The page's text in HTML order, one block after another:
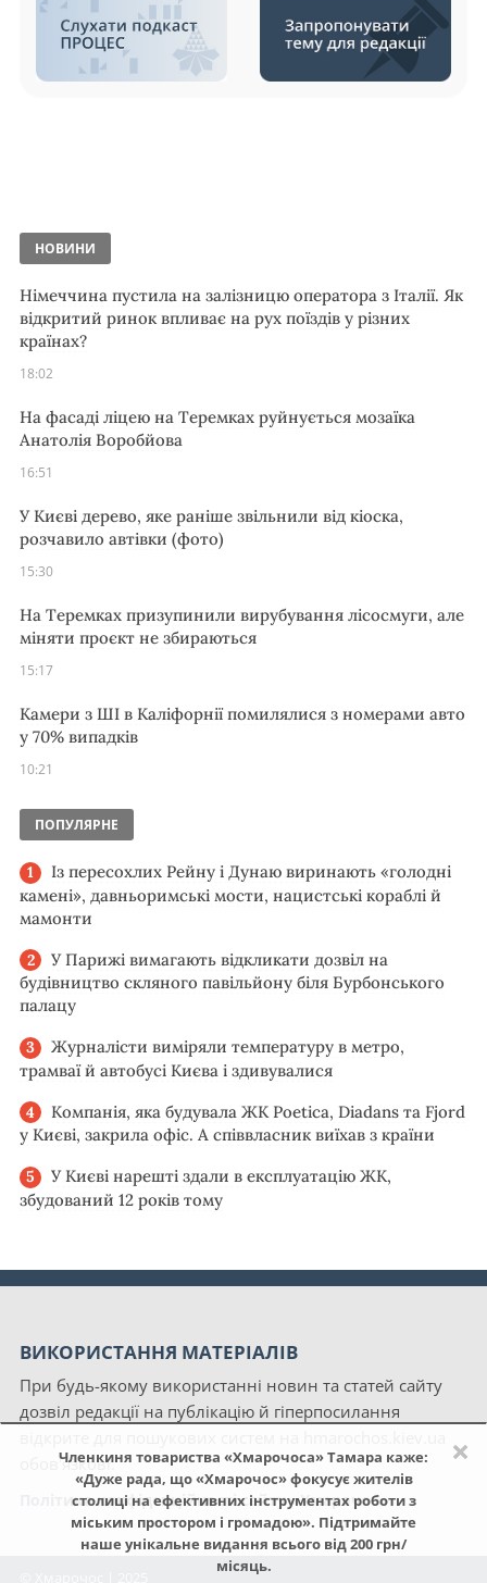
×
Членкиня товариства «Хмарочоса» Тамара каже:
«Дуже рада, що «Хмарочос» фокусує жителів
столиці на ефективних інструментах роботи з
міським простором і громадою». Підтримайте
наше унікальне видання всього від 200 грн/
місяць.
НОВИНИ
Німеччина пустила на залізницю оператора з Італії. Як
відкритий ринок впливає на рух поїздів у різних
країнах?
18:02
На фасаді ліцею на Теремках руйнується мозаїка
Анатолія Воробйова
16:51
У Києві дерево, яке раніше звільнили від кіоска,
розчавило автівки (фото)
15:30
На Теремках призупинили вирубування лісосмуги, але
міняти проєкт не збираються
15:17
Камери з ШІ в Каліфорнії помилялися з номерами авто
у 70% випадків
10:21
ПОПУЛЯРНЕ
Із пересохлих Рейну і Дунаю виринають «голодні
камені», давньоримські мости, нацистські кораблі й
мамонти
У Парижі вимагають відкликати дозвіл на
будівництво скляного павільйону біля Бурбонського
палацу
Журналісти виміряли температуру в метро,
трамваї й автобусі Києва і здивувалися
Компанія, яка будувала ЖК Poetica, Diadans та Fjord
у Києві, закрила офіс. А співвласник виїхав з країни
У Києві нарешті здали в експлуатацію ЖК,
збудований 12 років тому
ВИКОРИСТАННЯ МАТЕРІАЛІВ
При будь-якому використанні новин та статей сайту
дозвіл редакції на публікацію й гіперпосилання
обов'язкові.
Політика конфіденційності сайту «Хмарочос»